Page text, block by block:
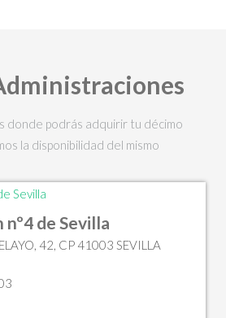
donde podrás adquirir tu décimo
la disponibilidad del mismo
de Sevilla
42, CP 41003 SEVILLA